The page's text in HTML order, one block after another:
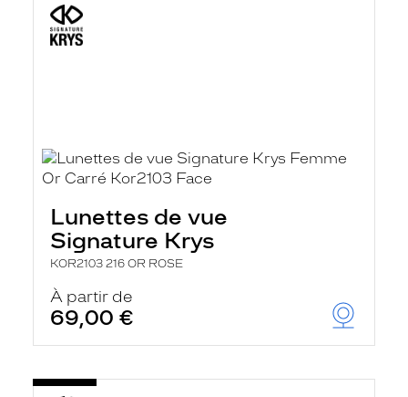
Lunettes de vue
Signature Krys
KOR2103 216 OR ROSE
À partir de
69,00 €